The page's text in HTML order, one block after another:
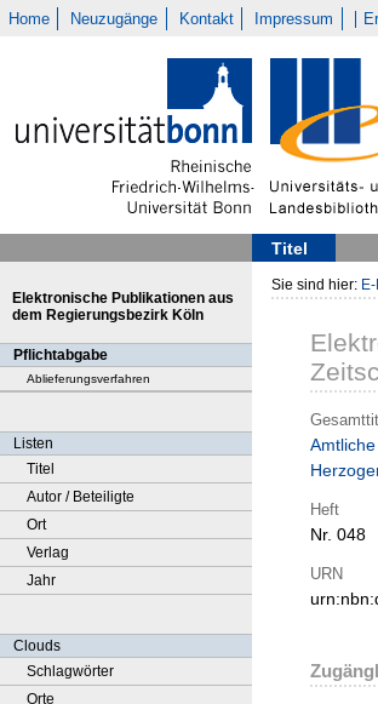
Home Neuzugänge Kontakt Impressum
Titel
Elektronische Publikationen aus
dem Regierungsbezirk Köln
Pflichtabgabe
Ablieferungsverfahren
Listen
Titel
Autor / Beteiligte
Ort
Verlag
Jahr
Clouds
Schlagwörter
Orte
Sie sind hier:
Heft
Nr. 048
URN